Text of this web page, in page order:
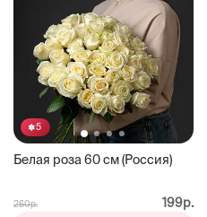
5
Белая роза 60 см (Россия)
260р. 199р.